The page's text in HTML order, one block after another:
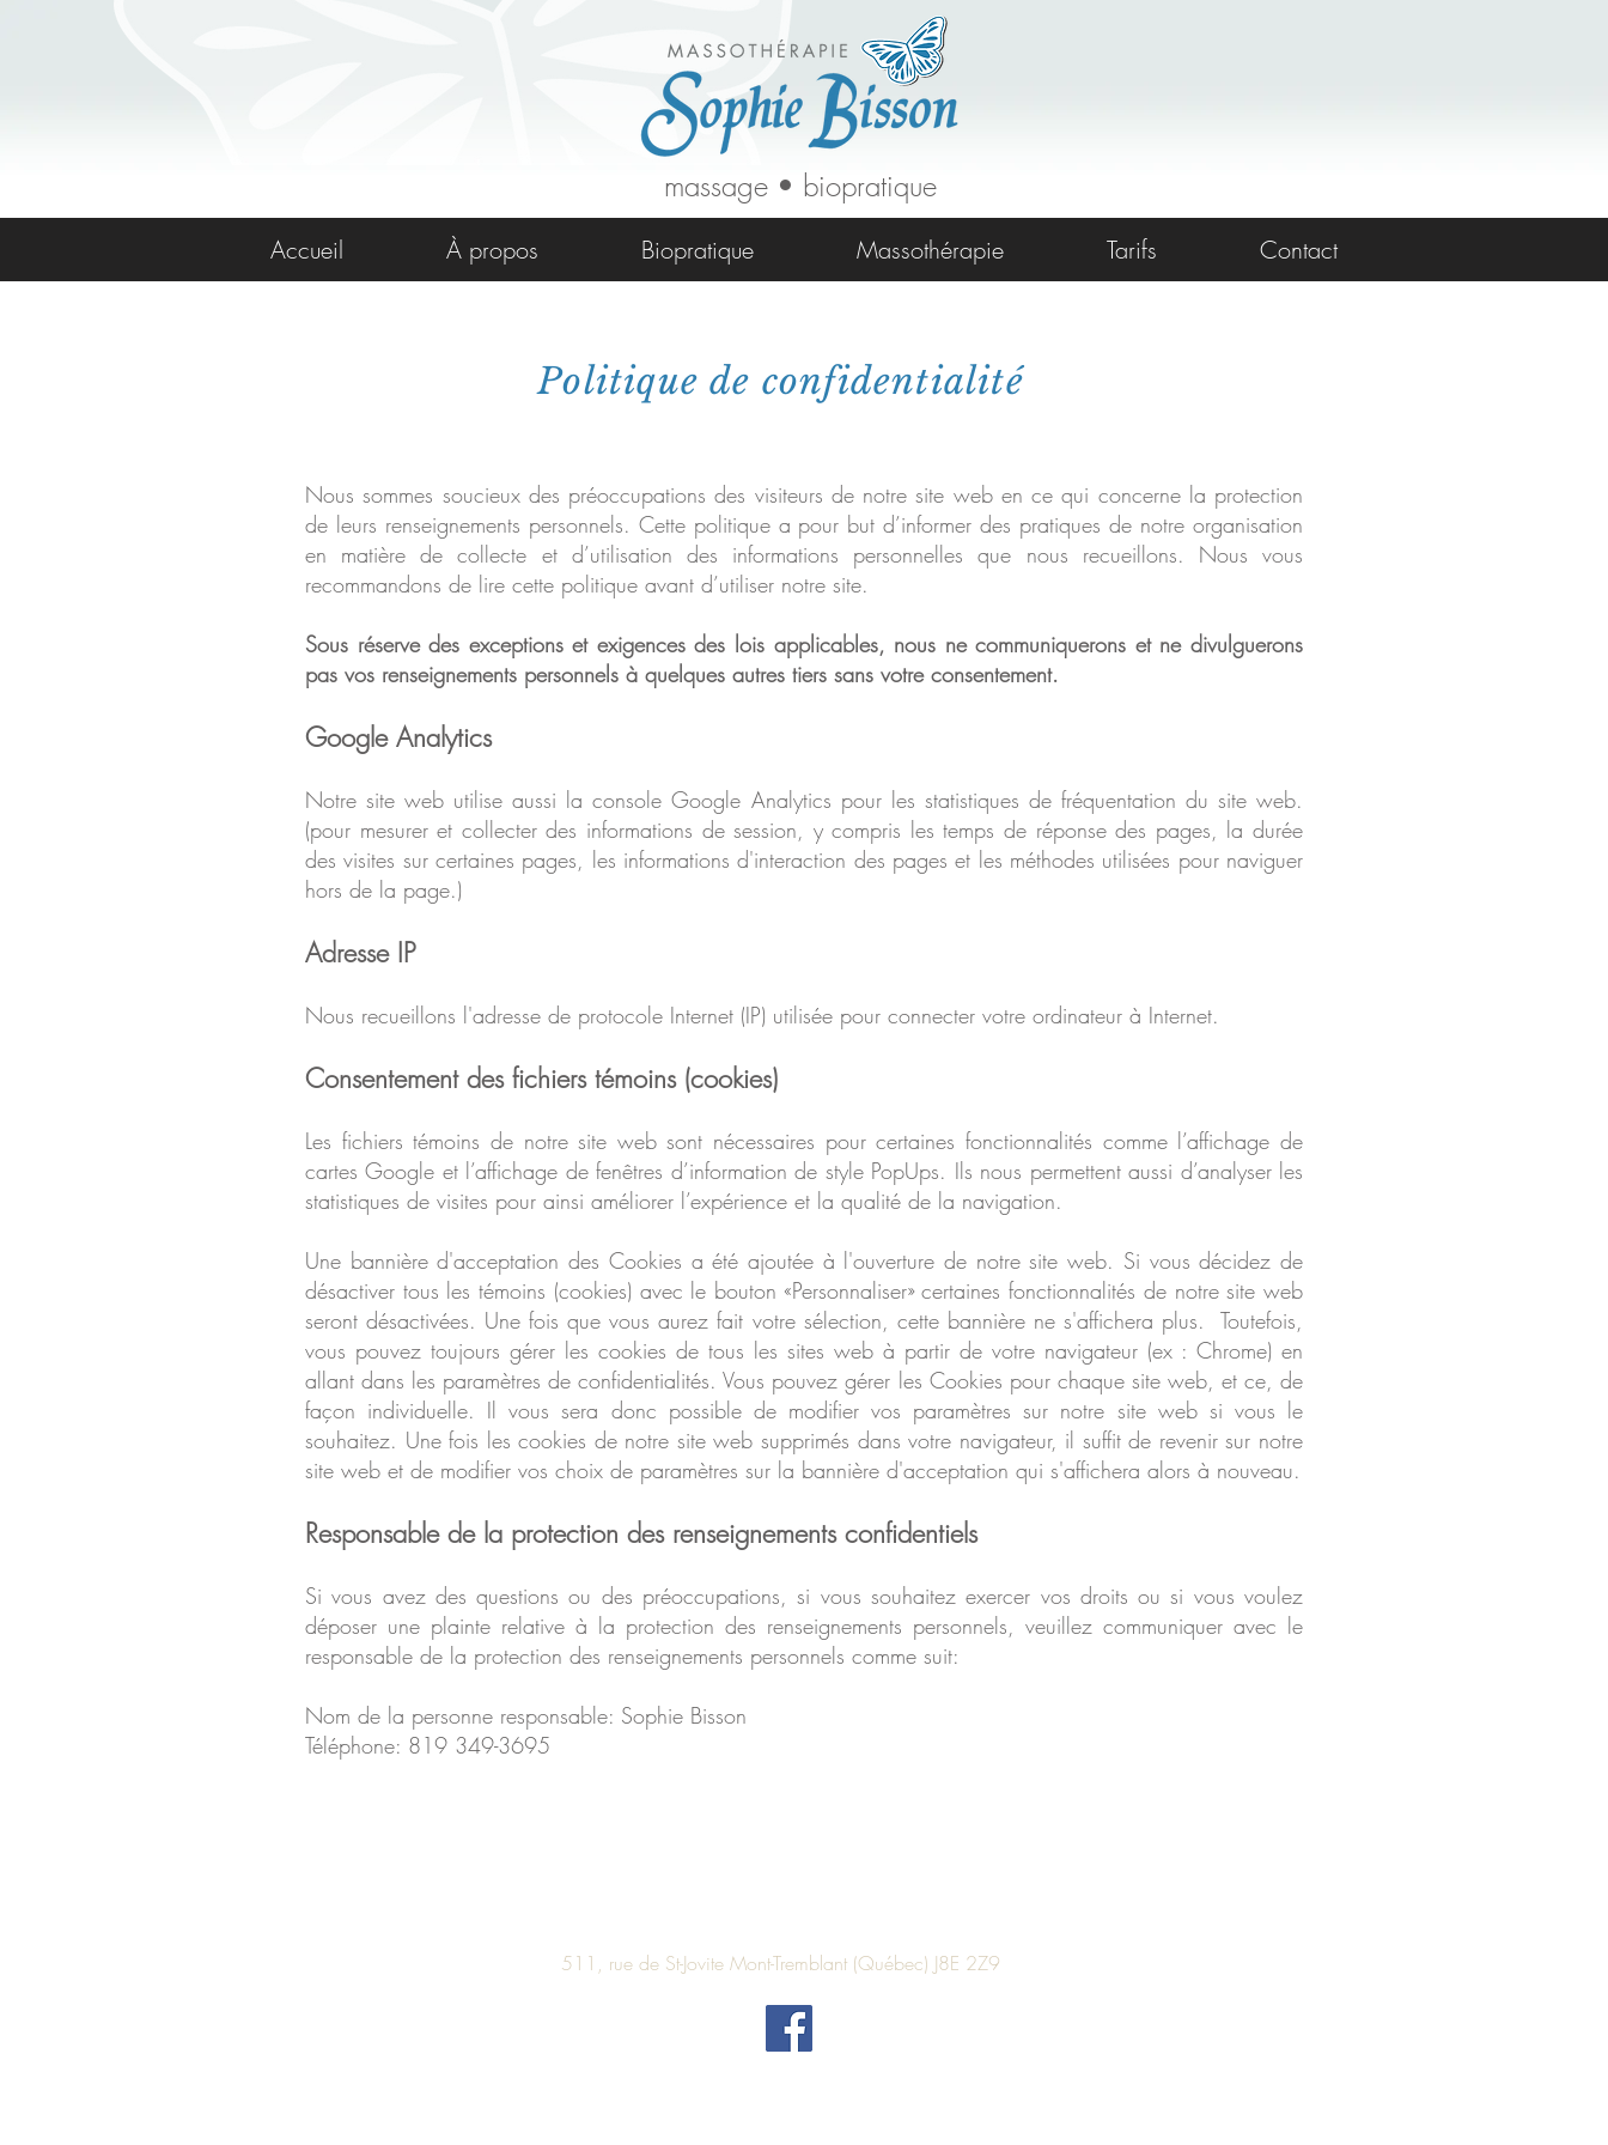
massage • biopratique
Accueil À propos Biopratique Massothérapie Tarifs Contact
Politique de confidentialité
Nous sommes soucieux des préoccupations des visiteurs de notre site web en ce qui concerne la protection
de leurs renseignements personnels. Cette politique a pour but d’informer des pratiques de notre organisation
en matière de collecte et d’utilisation des informations personnelles que nous recueillons. Nous vous
recommandons de lire cette politique avant d’utiliser notre site.
Sous réserve des exceptions et exigences des lois applicables, nous ne communiquerons et ne divulguerons
pas vos renseignements personnels à quelques autres tiers sans votre consentement.
Google Analytics
Notre site web utilise aussi la console Google Analytics pour les statistiques de fréquentation du site web.
(pour mesurer et collecter des informations de session, y compris les temps de réponse des pages, la durée
des visites sur certaines pages, les informations d'interaction des pages et les méthodes utilisées pour naviguer
hors de la page.)
Adresse IP
Nous recueillons l'adresse de protocole Internet (IP) utilisée pour connecter votre ordinateur à Internet.
Consentement des fichiers témoins (cookies)
Les fichiers témoins de notre site web sont nécessaires pour certaines fonctionnalités comme l’affichage de
cartes Google et l’affichage de fenêtres d’information de style PopUps. Ils nous permettent aussi d’analyser les
statistiques de visites pour ainsi améliorer l’expérience et la qualité de la navigation.
Une bannière d'acceptation des Cookies a été ajoutée à l'ouverture de notre site web. Si vous décidez de
désactiver tous les témoins (cookies) avec le bouton «Personnaliser» certaines fonctionnalités de notre site web
seront désactivées. Une fois que vous aurez fait votre sélection, cette bannière ne s'affichera plus. Toutefois,
vous pouvez toujours gérer les cookies de tous les sites web à partir de votre navigateur (ex : Chrome) en
allant dans les paramètres de confidentialités. Vous pouvez gérer les Cookies pour chaque site web, et ce, de
façon individuelle. Il vous sera donc possible de modifier vos paramètres sur notre site web si vous le
souhaitez. Une fois les cookies de notre site web supprimés dans votre navigateur, il suffit de revenir sur notre
site web et de modifier vos choix de paramètres sur la bannière d'acceptation qui s'affichera alors à nouveau.
Responsable de la protection des renseignements confidentiels
Si vous avez des questions ou des préoccupations, si vous souhaitez exercer vos droits ou si vous voulez
déposer une plainte relative à la protection des renseignements personnels, veuillez communiquer avec le
responsable de la protection des renseignements personnels comme suit:
Nom de la personne responsable: Sophie Bisson
Téléphone: 819 349-3695
511, rue de St-Jovite Mont-Tremblant (Québec) J8E 2Z9